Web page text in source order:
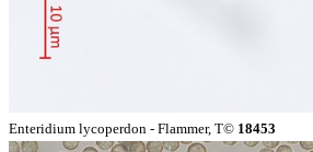
Enteridium lycoperdon - Flammer, T© 18453